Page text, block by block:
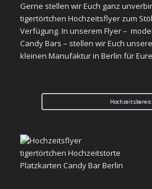
Gerne stellen wir Euch ganz
tigertörtchen Hochzeitsflyer zum
Verfügung. In unserem Flyer –
Candy Bars – stellen wir Euch
kleinen Manufaktur in Berlin für